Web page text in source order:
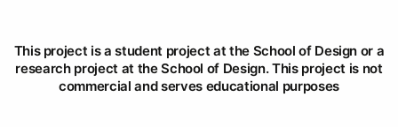
This project is a student project at the School of Design or a
research project at the School of Design. This project is not
commercial and serves educational purposes